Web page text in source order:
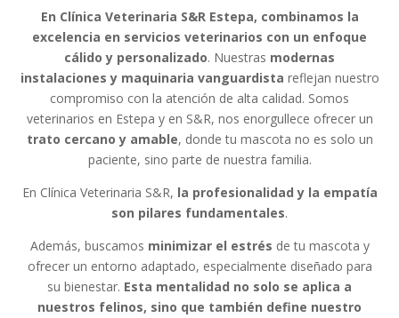
En Clínica Veterinaria S&R Estepa, combinamos la
excelencia en servicios veterinarios con un enfoque
cálido y personalizado. Nuestras modernas
instalaciones y maquinaria vanguardista reflejan nuestro
compromiso con la atención de alta calidad. Somos
veterinarios en Estepa y en S&R, nos enorgullece ofrecer un
trato cercano y amable, donde tu mascota no es solo un
paciente, sino parte de nuestra familia.
En Clínica Veterinaria S&R, la profesionalidad y la empatía
son pilares fundamentales.
Además, buscamos minimizar el estrés de tu mascota y
ofrecer un entorno adaptado, especialmente diseñado para
su bienestar. Esta mentalidad no solo se aplica a
nuestros felinos, sino que también define nuestro